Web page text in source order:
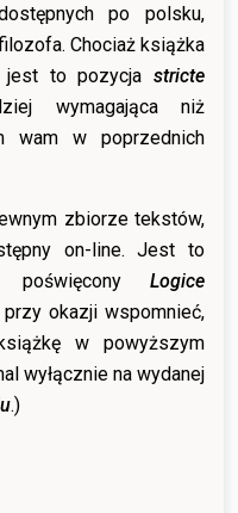
po polsku,
Chociaż książka
jest to pozycja stricte
wymagająca niż
wam w poprzednich
zbiorze tekstów,
on-line. Jest to
Logice
przy okazji wspomnieć,
w powyższym
wyłącznie na wydanej
.)